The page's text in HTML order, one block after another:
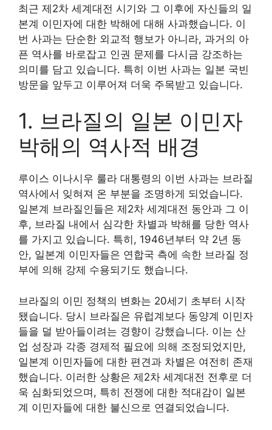
최근 제2차 세계대전 시기와 그 이후에 자신들의 일
본계 이민자에 대한 박해에 대해 사과했습니다. 이
번 사과는 단순한 외교적 행보가 아니라, 과거의 아
픈 역사를 바로잡고 인권 문제를 다시금 강조하는
의미를 담고 있습니다. 특히 이번 사과는 일본 국빈
방문을 앞두고 이루어져 더욱 주목받고 있습니다.
1. 브라질의 일본 이민자
박해의 역사적 배경
루이스 이나시우 룰라 대통령의 이번 사과는 브라질
역사에서 잊혀져 온 부분을 조명하게 되었습니다.
일본계 브라질인들은 제2차 세계대전 동안과 그 이
후, 브라질 내에서 심각한 차별과 박해를 당한 역사
를 가지고 있습니다. 특히, 1946년부터 약 2년 동
안, 일본계 이민자들은 연합국 측에 속한 브라질 정
부에 의해 강제 수용되기도 했습니다.
브라질의 이민 정책의 변화는 20세기 초부터 시작
됐습니다. 당시 브라질은 유럽계보다 동양계 이민자
들을 덜 받아들이려는 경향이 강했습니다. 이는 산
업 성장과 각종 경제적 필요에 의해 조정되었지만,
일본계 이민자들에 대한 편견과 차별은 여전히 존재
했습니다. 이러한 상황은 제2차 세계대전 전후로 더
욱 심화되었으며, 특히 전쟁에 대한 적대감이 일본
계 이민자들에 대한 불신으로 연결되었습니다.